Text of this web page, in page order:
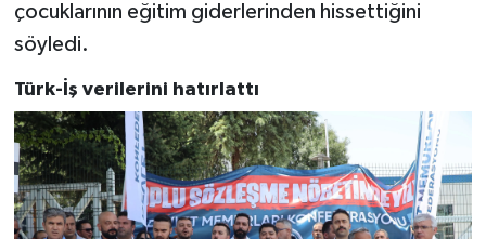
çocuklarının eğitim giderlerinden hissettiğini
söyledi.
Türk-İş verilerini hatırlattı